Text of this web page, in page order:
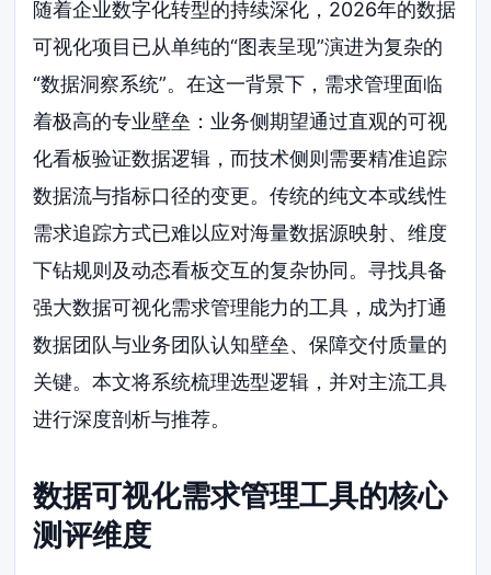
随着企业数字化转型的持续深化，2026年的数据
可视化项目已从单纯的“图表呈现”演进为复杂的
“数据洞察系统”。在这一背景下，需求管理面临
着极高的专业壁垒：业务侧期望通过直观的可视
化看板验证数据逻辑，而技术侧则需要精准追踪
数据流与指标口径的变更。传统的纯文本或线性
需求追踪方式已难以应对海量数据源映射、维度
下钻规则及动态看板交互的复杂协同。寻找具备
强大数据可视化需求管理能力的工具，成为打通
数据团队与业务团队认知壁垒、保障交付质量的
关键。本文将系统梳理选型逻辑，并对主流工具
进行深度剖析与推荐。
数据可视化需求管理工具的核心
测评维度